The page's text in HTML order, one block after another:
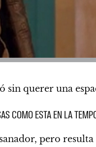
querer una
COMO ESTA EN LA
pero